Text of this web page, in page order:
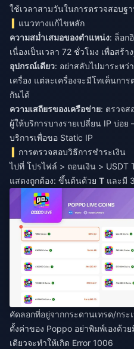
ใช้เวลาสามวันในการตรวจสอบฐ
แนวทางแก้ไขหลัก
ความสม่ำเสมอของตำแหน่ง: ล็อก
เนื่องเป็นเวลา 72 ชั่วโมง เพื่อสร้
อุปกรณ์เดียว: อย่าสลับไปมาระหว่
เครื่อง แต่ละเครื่องจะมีโทเค็นก
กันได้
ความเสถียรของเครือข่าย: ตรวจส
ผู้ให้บริการบางรายเปลี่ยน IP บ่อ
บริการเพื่อขอ Static IP
การตรวจสอบวิธีการชำระเงิน
ไปที่ โปรไฟล์ > ถอนเงิน > USDT
แสดงถูกต้อง: ขึ้นต้นด้วย T และมี
คัดลอกที่อยู่จากกระดานเทรด/กระ
ตั้งค่าของ Poppo อย่าพิมพ์เองด้ว
เดียวจะทำให้เกิด Error 1006